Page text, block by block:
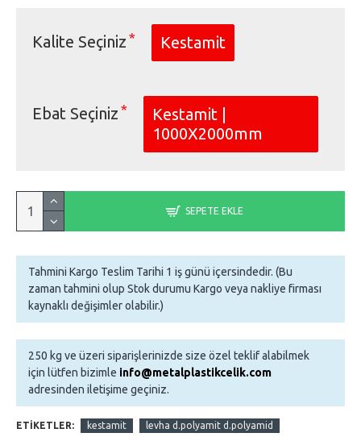
SEPETE EKLE
Kalite Seçiniz Kestamit
Ebat Seçiniz
Kestamit |
1000X2000mm
Tahmini Kargo Teslim Tarihi 1 iş günü içersindedir. (Bu
zaman tahmini olup Stok durumu Kargo veya nakliye firması
kaynaklı değişimler olabilir.)
250 kg ve üzeri siparişlerinizde size özel teklif alabilmek
için lütfen bizimle info@metalplastikcelik.com
adresinden iletişime geçiniz.
ETIKETLER: kestamit levha d.polyamit d.polyamid